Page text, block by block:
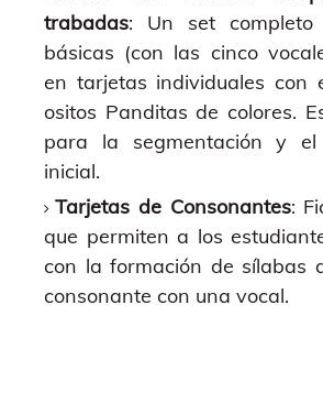
trabadas: Un set
básicas (con las cinco
en tarjetas individuales con
ositos Panditas de colores.
para la segmentación y el
inicial.
Tarjetas de Consonantes:
que permiten a los
con la formación de sílabas
consonante con una vocal.